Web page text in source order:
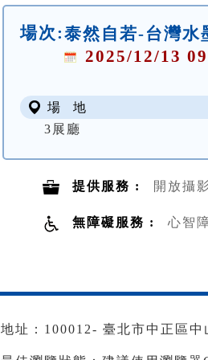
場次:泰然自若-台灣水
2025/12/13
場 地
3展廳
提供服務 : 開放攝
無障礙服務 : 心智
地址：100012- 臺北市中正區